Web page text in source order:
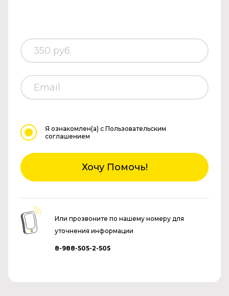
Я ознакомлен(а) с Пользовательским
соглашением
Хочу Помочь!
Или прозвоните по нашему номеру для
уточнения информации
8-988-505-2-505